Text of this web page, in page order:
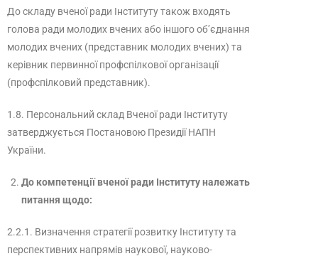
До складу вченої ради Інституту також входять
голова ради молодих вчених або іншого об’єднання
молодих вчених (представник молодих вчених) та
керівник первинної профспілкової організації
(профспілковий представник).
1.8. Персональний склад Вченої ради Інституту
затверджується Постановою Президії НАПН
України.
До компетенціївченої ради Інституту належать
питання щодо:
2.2.1. Визначення стратегії розвитку Інституту та
перспективних напрямів наукової, науково-